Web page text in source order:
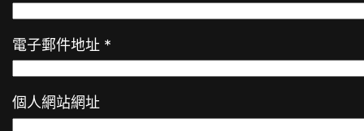
電子郵件地址 *
個人網站網址